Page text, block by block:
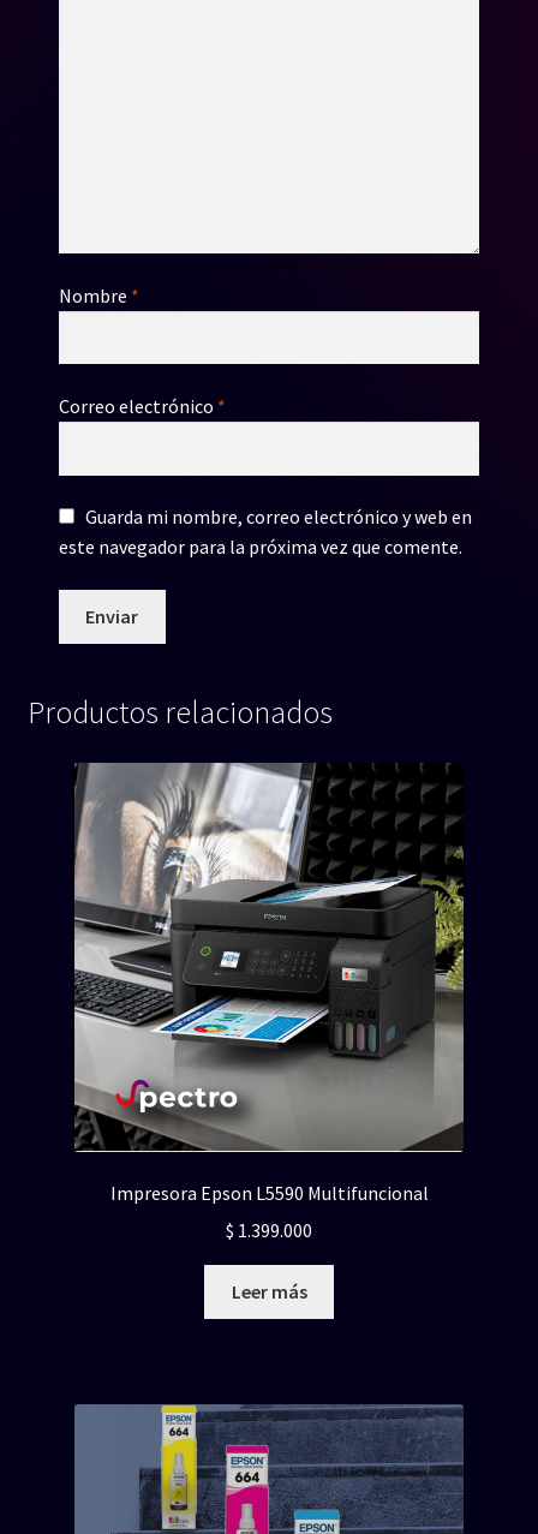
Nombre *
Correo electrónico *
Guarda mi nombre, correo electrónico y web en
este navegador para la próxima vez que comente.
Productos relacionados
Impresora Epson L5590 Multifuncional
$ 1.399.000
Leer más